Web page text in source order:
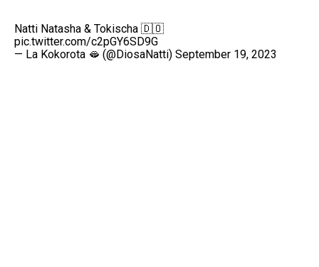
Natti Natasha & Tokischa 🇩🇴
pic.twitter.com/c2pGY6SD9G
— La Kokorota 🫦 (@DiosaNatti) September 19, 2023